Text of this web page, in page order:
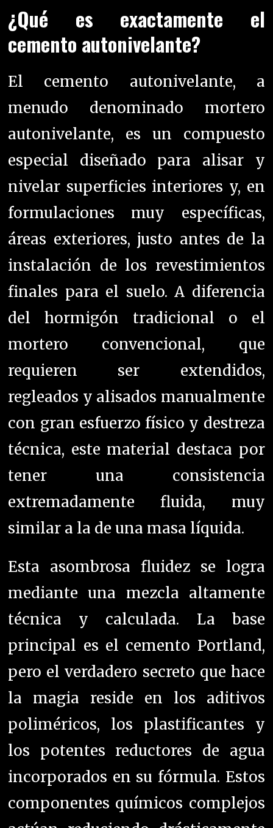
¿Qué es exactamente el
cemento autonivelante?
El cemento autonivelante, a
menudo denominado mortero
autonivelante, es un compuesto
especial diseñado para alisar y
nivelar superficies interiores y, en
formulaciones muy específicas,
áreas exteriores, justo antes de la
instalación de los revestimientos
finales para el suelo. A diferencia
del hormigón tradicional o el
mortero convencional, que
requieren ser extendidos,
regleados y alisados manualmente
con gran esfuerzo físico y destreza
técnica, este material destaca por
tener una consistencia
extremadamente fluida, muy
similar a la de una masa líquida.
Esta asombrosa fluidez se logra
mediante una mezcla altamente
técnica y calculada. La base
principal es el cemento Portland,
pero el verdadero secreto que hace
la magia reside en los aditivos
poliméricos, los plastificantes y
los potentes reductores de agua
incorporados en su fórmula. Estos
componentes químicos complejos